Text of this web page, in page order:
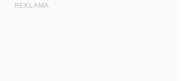
REKLAMA